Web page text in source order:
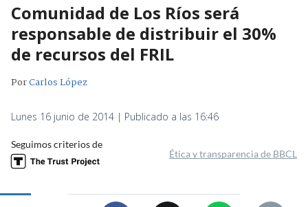
Comunidad de Los Ríos será
responsable de distribuir el 30%
de recursos del FRIL
PorCarlos López
Lunes 16 junio de 2014 | Publicado a las 16:46
Seguimos criterios de
Ética y transparencia de BBCL